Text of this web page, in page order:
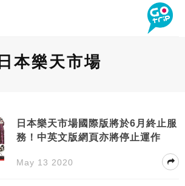
日本樂天市場
日本樂天市場國際版將於6月終止服
務！中英文版網頁亦將停止運作
May 13 2020